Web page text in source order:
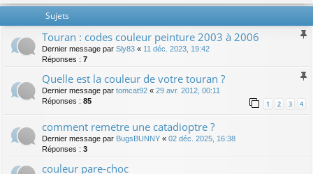
Sujets
Touran : codes couleur peinture 2003 à 2006
Dernier message par Sly83 « 11 déc. 2023, 19:42
Réponses : 7
Quelle est la couleur de votre touran ?
Dernier message par tomcat92 « 29 avr. 2012, 00:11
Réponses : 85 1 2 3 4
comment remetre une catadioptre ?
Dernier message par BugsBUNNY « 02 déc. 2025, 16:38
Réponses : 3
couleur pare-choc